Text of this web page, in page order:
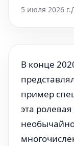
5 июля 2026 г.
В конце
пример
эта